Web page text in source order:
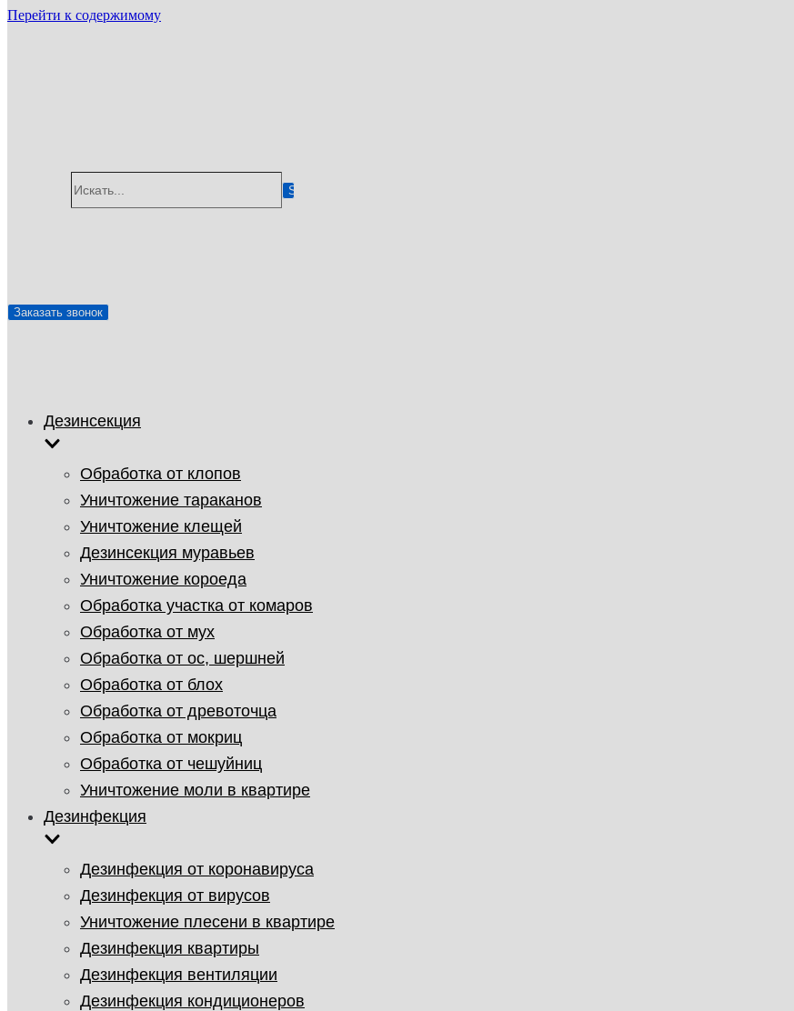
Перейти к содержимому
Заказать звонок
Дезинсекция
Обработка от клопов
Уничтожение тараканов
Уничтожение клещей
Дезинсекция муравьев
Уничтожение короеда
Обработка участка от комаров
Обработка от мух
Обработка от ос, шершней
Обработка от блох
Обработка от древоточца
Обработка от мокриц
Обработка от чешуйниц
Уничтожение моли в квартире
Дезинфекция
Дезинфекция от коронавируса
Дезинфекция от вирусов
Уничтожение плесени в квартире
Дезинфекция квартиры
Дезинфекция вентиляции
Дезинфекция кондиционеров